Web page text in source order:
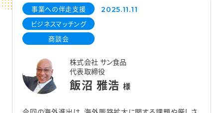
事業への伴走支援
ビジネスマッチング
商談会
2025.11.11
株式会社 サン食品
代表取締役
飯沼 雅浩 様